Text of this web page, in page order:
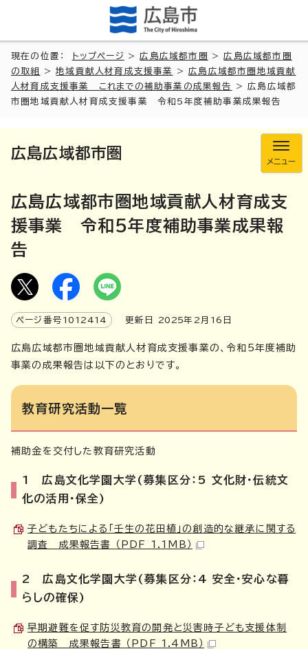
現在の位置： トップページ >広島広域都市圏 >広島広域都市圏
の取組
>地域貢献人材育成支援事業 >広島広域都市圏地域貢献
人材育成支援事業 これまでの補助事業の成果報告
> 広島広域都
市圏地域貢献人材育成支援事業 令和5年度補助事業成果報告
広島広域都市圏
メニュー
広島広域都市圏地域貢献人材育成支
援事業 令和5年度補助事業成果報
告
ページ番号 1012414 更新日 2025年2月 16 日
広島広域都市圏地域貢献人材育成支援事業の、令和5年度補助
事業の成果報告は以下のとおりです。
教育研究活動一覧
補助金を交付した教育研究活動
1 広島文化学園大学(募集区分：5 文化財・伝統文
化の活用・保全)
子どもたちによる「壬生の花田植」の創造的な継承に関する
調査 成果報告書 （PDF 1.1MB）
2 広島文化学園大学(募集区分：4 安全・安心な暮
らしの確保)
早期避難を促す防災教育の開発と災害時子ども支援体制
の構築 成果報告書 （PDF 1.4MB）